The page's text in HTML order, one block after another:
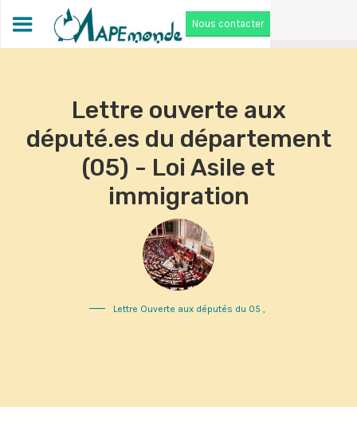
Nous contacter
Lettre ouverte aux
député.es du département
(05) - Loi Asile et
immigration
Lettre Ouverte aux députés du 05 ,